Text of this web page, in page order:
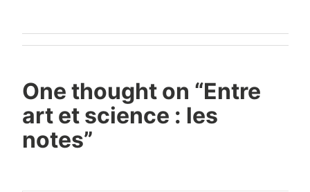
Navigation
l’article
One thought on “Entre
art et science : les
notes”